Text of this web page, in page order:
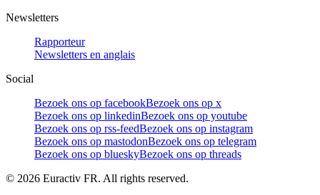
Newsletters
Rapporteur
Newsletters en anglais
Social
Bezoek ons op facebookBezoek ons op x
Bezoek ons op linkedinBezoek ons op youtube
Bezoek ons op rss-feedBezoek ons op instagram
Bezoek ons op mastodonBezoek ons op telegram
Bezoek ons op blueskyBezoek ons op threads
© 2026 Euractiv FR. All rights reserved.